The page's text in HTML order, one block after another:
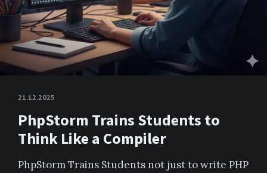
21.12.2025
PhpStorm Trains Students to
Think Like a Compiler
PhpStorm Trains Students not just to write PHP